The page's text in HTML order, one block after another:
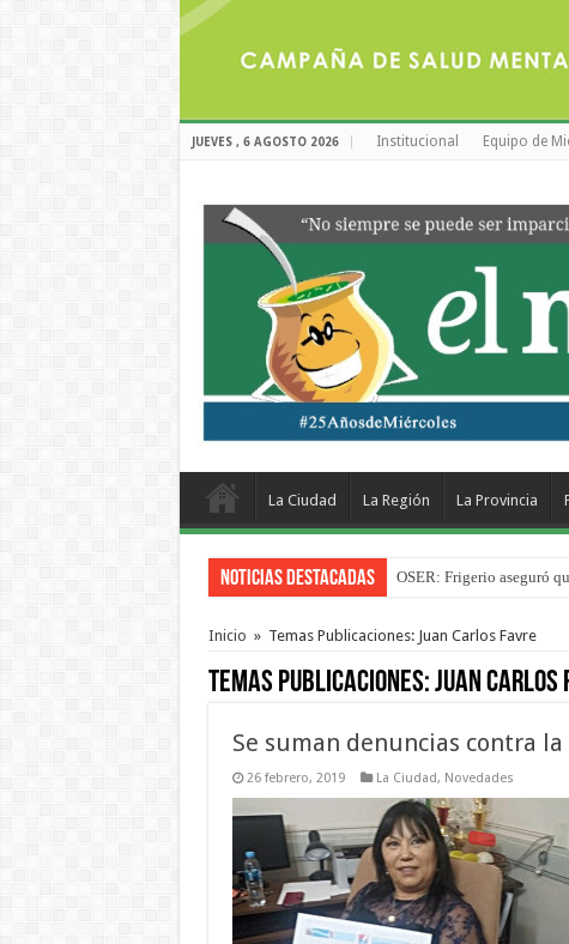
JUEVES , 6 AGOSTO 2026 Institucional Equipo de
La Ciudad La Región La Provincia
Noticias Destacadas OSER: Frigerio aseguró
Inicio » Temas Publicaciones: Juan Carlos Favre
Temas Publicaciones:Juan Carlos
Se suman denuncias contra
26 febrero, 2019 La Ciudad, Novedades